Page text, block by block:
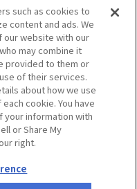
方へ
All rights reserved.
such as cookies to
content and ads. We
our website with our
may combine it
provided to them or
of their services.
about how we use
cookie. You have
your information with
or Share My
right.